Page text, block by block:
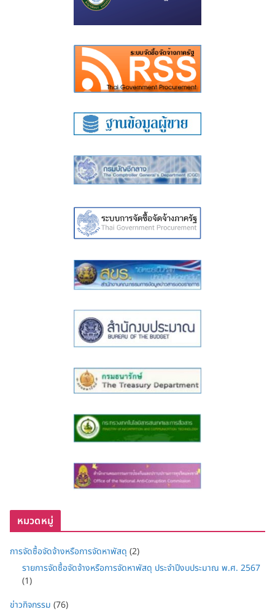
หมวดหมู่
การจัดซื้อจัดจ้างหรือการจัดหาพัสดุ (2)
รายการจัดซื้อจัดจ้างหรือการจัดหาพัสดุ ประจำปีงบประมาณ พ.ศ. 2567
(1)
ข่าวกิจกรรม (76)